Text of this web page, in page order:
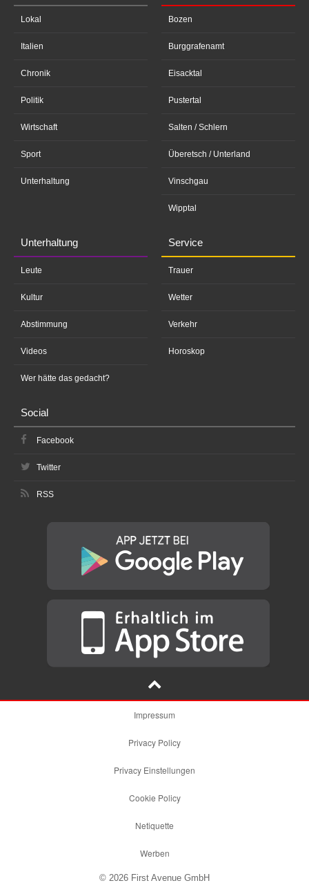
Lokal
Italien
Chronik
Politik
Wirtschaft
Sport
Unterhaltung
Bozen
Burggrafenamt
Eisacktal
Pustertal
Salten / Schlern
Überetsch / Unterland
Vinschgau
Wipptal
Unterhaltung
Leute
Kultur
Abstimmung
Videos
Wer hätte das gedacht?
Service
Trauer
Wetter
Verkehr
Horoskop
Social
Facebook
Twitter
RSS
Impressum
Privacy Policy
Privacy Einstellungen
Cookie Policy
Netiquette
Werben
© 2026 First Avenue GmbH